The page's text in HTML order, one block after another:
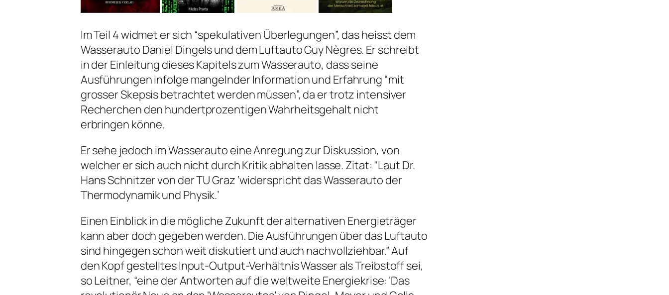
Im Teil 4 widmet er sich “spekulativen Überlegungen”, das heisst dem
Wasserauto Daniel Dingels und dem Luftauto Guy Nègres. Er schreibt
in der Einleitung dieses Kapitels zum Wasserauto, dass seine
Ausführungen infolge mangelnder Information und Erfahrung “mit
grosser Skepsis betrachtet werden müssen”, da er trotz intensiver
Recherchen den hundertprozentigen Wahrheitsgehalt nicht
erbringen könne.
Er sehe jedoch im Wasserauto eine Anregung zur Diskussion, von
welcher er sich auch nicht durch Kritik abhalten lasse. Zitat: “Laut Dr.
Hans Schnitzer von der TU Graz ‘widerspricht das Wasserauto der
Thermodynamik und Physik.’
Einen Einblick in die mögliche Zukunft der alternativen Energieträger
kann aber doch gegeben werden. Die Ausführungen über das Luftauto
sind hingegen schon weit diskutiert und auch nachvollziehbar.” Auf
den Kopf gestelltes Input-Output-Verhältnis Wasser als Treibstoff sei,
so Leitner, “eine der Antworten auf die weltweite Energiekrise: ‘Das